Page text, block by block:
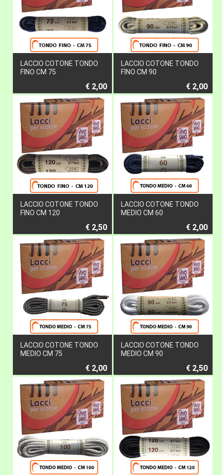
LACCIO COTONE TONDO
FINO CM 75
€ 2,00
LACCIO COTONE TONDO
FINO CM 90
€ 2,00
LACCIO COTONE TONDO
FINO CM 120
€ 2,50
LACCIO COTONE TONDO
MEDIO CM 60
€ 2,00
LACCIO COTONE TONDO
MEDIO CM 75
€ 2,00
LACCIO COTONE TONDO
MEDIO CM 90
€ 2,50